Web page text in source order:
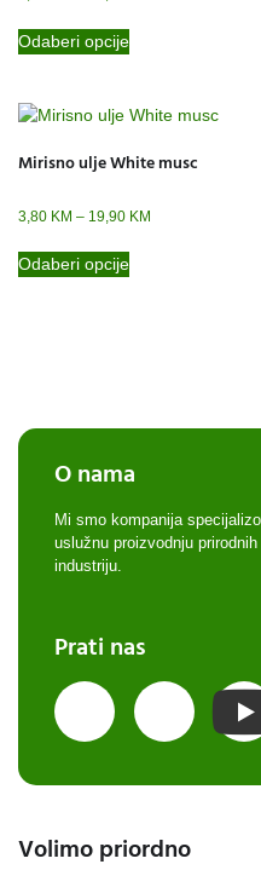
Odaberi opcije
Mirisno ulje White musc
3,80 KM – 19,90 KM
Odaberi opcije
O nama
Mi smo kompanija
uslužnu proizvodnju
industriju.
Prati nas
Volimo priordno